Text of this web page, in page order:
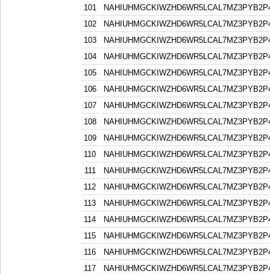
101
102
103
104
105
106
107
108
109
110
111
112
113
114
115
116
117